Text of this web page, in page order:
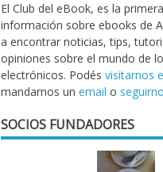
El Club del eBook, es la
información sobre ebooks de
a encontrar noticias, tips,
opiniones sobre el mundo de
electrónicos. Podésvisitarnos
mandarnos unemail o
SOCIOS FUNDADORES